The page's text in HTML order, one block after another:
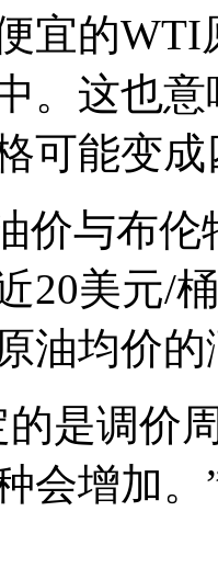
宜的
。这也
可能变
价与布
20美元/
油均价
的是调价
会增加